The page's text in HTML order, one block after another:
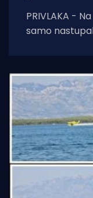
PRIVLAKA -
samo